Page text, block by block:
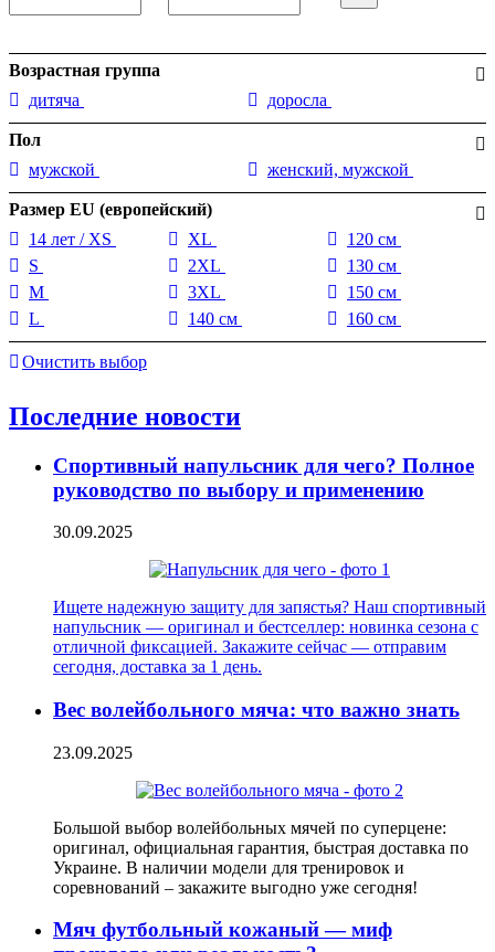
Возрастная группа
дитяча
доросла
Пол
мужской
женский, мужской
Размер EU (европейский)
14 лет / XS
S
M
L
XL
2XL
3XL
140 см
120 см
130 см
150 см
160 см
Очистить выбор
Последние новости
Спортивный напульсник для чего? Полное
руководство по выбору и применению
30.09.2025
Ищете надежную защиту для запястья? Наш спортивный
напульсник — оригинал и бестселлер: новинка сезона с
отличной фиксацией. Закажите сейчас — отправим
сегодня, доставка за 1 день.
Вес волейбольного мяча: что важно знать
23.09.2025
Большой выбор волейбольных мячей по суперцене:
оригинал, официальная гарантия, быстрая доставка по
Украине. В наличии модели для тренировок и
соревнований – закажите выгодно уже сегодня!
Мяч футбольный кожаный — миф